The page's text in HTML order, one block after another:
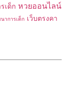
เด็ก หวยออนไลน์
าการเด็ก เว็บตรงคา